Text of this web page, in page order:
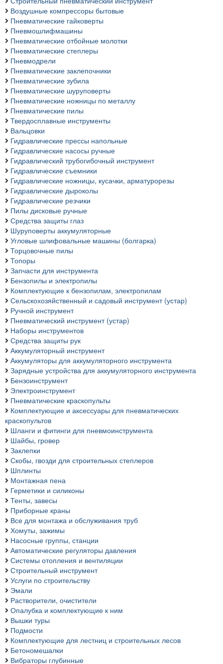
Воздушные компрессоры бытовые
Пневматические гайковерты
Пневмошлифмашины
Пневматические отбойные молотки
Пневматические степлеры
Пневмодрели
Пневматические заклепочники
Пневматические зубила
Пневматические шуруповерты
Пневматические ножницы по металлу
Пневматические пилы
Твердосплавные инструменты
Вальцовки
Гидравлические прессы напольные
Гидравлические насосы ручные
Гидравлический трубогибочный инструмент
Гидравлические съемники
Гидравлические ножницы, кусачки, арматурорезы
Гидравлические дыроколы
Гидравлические резчики
Пилы дисковые ручные
Средства защиты глаз
Шуруповерты аккумуляторные
Угловые шлифовальные машины (болгарка)
Торцовочные пилы
Топоры
Запчасти для инструмента
Бензопилы и электропилы
Комплектующие к бензопилам, электропилам
Сельскохозяйственный и садовый инструмент (устар)
Ручной инструмент
Пневматический инструмент (устар)
Наборы инструментов
Средства защиты рук
Аккумуляторный инструмент
Аккумуляторы для аккумуляторного инструмента
Зарядные устройства для аккумуляторного инструмента
Бензоинструмент
Электроинструмент
Пневматические краскопульты
Комплектующие и аксессуары для пневматических
краскопультов
Шланги и фитинги для пневмоинструмента
Шайбы, гровер
Заклепки
Скобы, гвозди для строительных степлеров
Шплинты
Монтажная пена
Герметики и силиконы
Тенты, завесы
Приборные краны
Все для монтажа и обслуживания труб
Хомуты, зажимы
Насосные группы, станции
Автоматические регуляторы давления
Системы отопления и вентиляции
Строительный инструмент
Услуги по строительству
Эмали
Растворители, очистители
Опалубка и комплектующие к ним
Вышки туры
Подмости
Комплектующие для лестниц и строительных лесов
Бетономешалки
Вибраторы глубинные